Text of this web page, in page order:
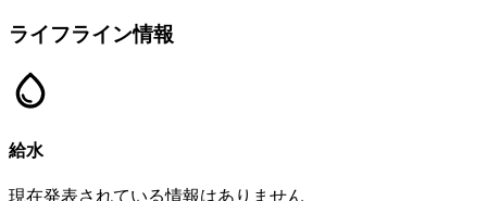
ライフライン情報
給水
現在発表されている情報はありません